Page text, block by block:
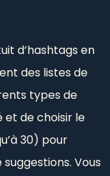
d’hashtags en
des listes de
types de
et de choisir le
30) pour
Vous